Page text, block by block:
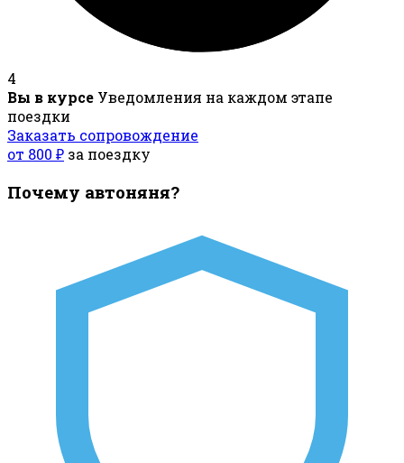
4
Вы в курсе Уведомления на каждом этапе
поездки
Заказать сопровождение
от 800 ₽ за поездку
Почему автоняня?